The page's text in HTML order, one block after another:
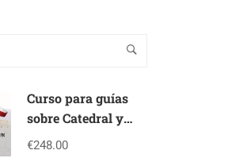
Curso para guías
sobre Catedral y
Pulsera turística
€248.00